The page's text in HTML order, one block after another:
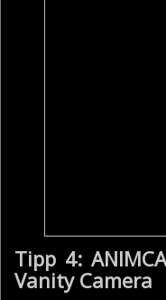
Tipp 4:
Vanity Camera